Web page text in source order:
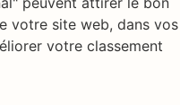
votre site web, dans vos
votre classement